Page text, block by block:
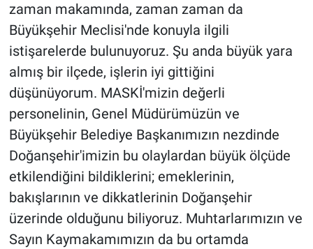
zaman makamında, zaman zaman da
Büyükşehir Meclisi'nde konuyla ilgili
istişarelerde bulunuyoruz. Şu anda büyük yara
almış bir ilçede, işlerin iyi gittiğini
düşünüyorum. MASKİ'mizin değerli
personelinin, Genel Müdürümüzün ve
Büyükşehir Belediye Başkanımızın nezdinde
Doğanşehir'imizin bu olaylardan büyük ölçüde
etkilendiğini bildiklerini; emeklerinin,
bakışlarının ve dikkatlerinin Doğanşehir
üzerinde olduğunu biliyoruz. Muhtarlarımızın ve
Sayın Kaymakamımızın da bu ortamda